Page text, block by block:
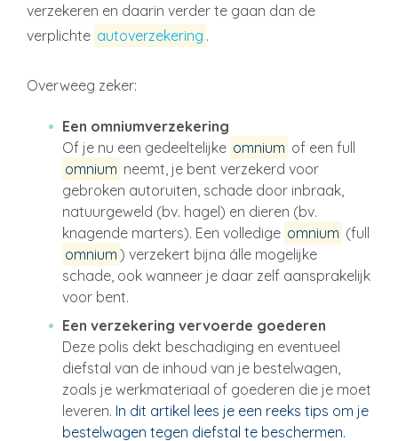
verzekeren en daarin verder te gaan dan de
verplichte autoverzekering .
Overweeg zeker:
Een omniumverzekering
Of je nu een gedeeltelijke omnium of een full
omnium neemt, je bent verzekerd voor
gebroken autoruiten, schade door inbraak,
natuurgeweld (bv. hagel) en dieren (bv.
knagende marters). Een volledige omnium (full
omnium ) verzekert bijna álle mogelijke
schade, ook wanneer je daar zelf aansprakelijk
voor bent.
Een verzekering vervoerde goederen
Deze polis dekt beschadiging en eventueel
diefstal van de inhoud van je bestelwagen,
zoals je werkmateriaal of goederen die je moet
leveren. In dit artikel lees je een reeks tips om je
bestelwagen tegen diefstal te beschermen.